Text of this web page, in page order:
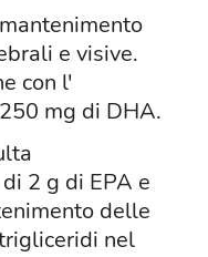
e visive.
con l'
mg di DHA.
2 g di EPA e
delle
nel